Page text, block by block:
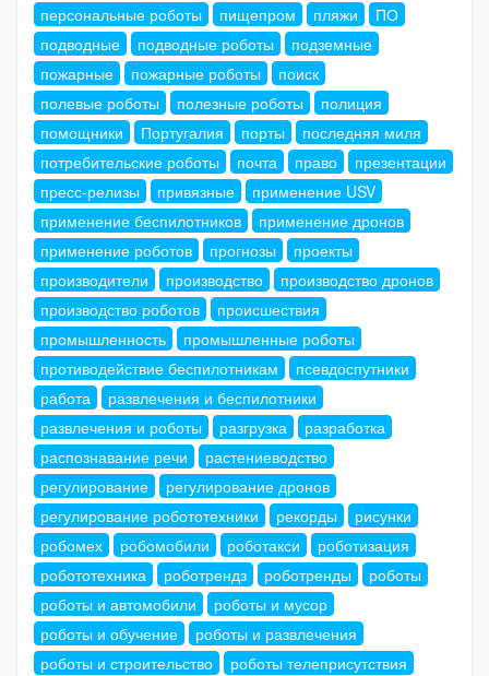
персональные роботы
пищепром пляжи
ПО
подводные
подводные роботы
подземные
пожарные
пожарные роботы
поиск
полевые роботы
полезные роботы
полиция
помощники
Португалия порты
последняя миля
потребительские роботы
почта право
презентации
пресс-релизы
привязные
применение USV
применение беспилотников
применение дронов
применение роботов
прогнозы
проекты
производители
производство
производство дронов
производство роботов
происшествия
промышленность
промышленные роботы
противодействие беспилотникам
псевдоспутники
работа
развлечения и беспилотники
развлечения и роботы
разгрузка
разработка
распознавание речи
растениеводство
регулирование
регулирование дронов
регулирование робототехники
рекорды
рисунки
робомех
робомобили роботакси
роботизация
робототехника
роботрендз роботренды
роботы
роботы и автомобили
роботы и мусор
роботы и обучение
роботы и развлечения
роботы и строительство
роботы телеприсутствия